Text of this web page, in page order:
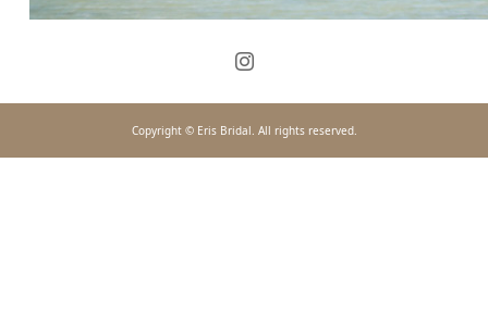
Copyright © Eris Bridal. All rights reserved.